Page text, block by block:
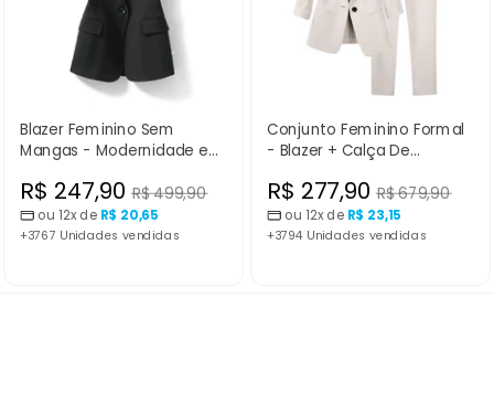
Blazer Feminino Sem
Mangas - Modernidade e
Preço
normal
R$ 499,90
Preço
promocional
R$ 247,90
ou 12x de R$ 20,65
+3767 Unidades vendidas
Conjunto Feminino Formal
- Blazer + Calça De
Preço
normal
R$ 679,90
Preço
promocional
R$ 277,90
ou 12x de R$ 23,15
+3794 Unidades vendidas